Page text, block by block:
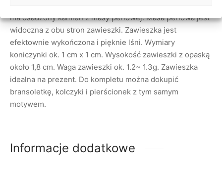
ma osadzony kamień z masy perłowej. Masa perłowa jest
widoczna z obu stron zawieszki. Zawieszka jest
efektownie wykończona i pięknie lśni. Wymiary
koniczynki ok. 1 cm x 1 cm. Wysokość zawieszki z opaską
około 1,8 cm. Waga zawieszki ok. 1.2~ 1.3g. Zawieszka
idealna na prezent. Do kompletu można dokupić
bransoletkę, kolczyki i pierścionek z tym samym
motywem.
Informacje dodatkowe